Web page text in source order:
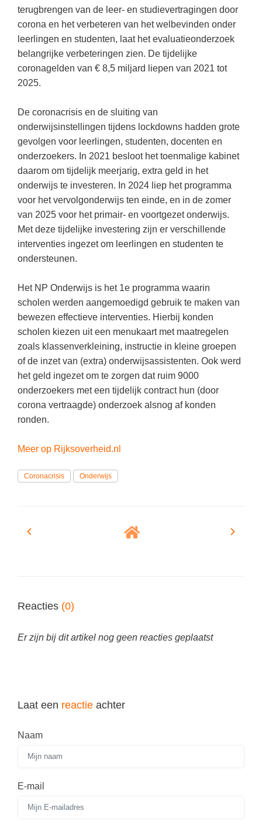
Klassieke Talen
Letterkunde
Levensbeschouwing
Nederlands
Rekenen / Wiskunde
Scheikunde
Sociale vaardigheden
Spaans
Studievaardigheden
Topografie
Verkeer
Verzorging
THEMA'S
Budgetteren
De boerderij
Eerste wereldoorlog
Evolutieleer
Onderwijsprijs
Schoolspullen
Sprookjes
Meesterbaan onderwijsvacatures
LEERMETHODEN
Frans
Geschiedenis
Media
Nederlands
Rekenen
Sociale vaardigheden
Studievaardigheden
LESMATERIAAL
Beeldende Vorming
Biologie
Geld PO
Geld VO
Geschiedenis
Maatschappijleer
Sociale vaardigheden
Kruiswoordpuzzels
Onderwijslonen
Onderwijsvacatures
Studieschuld & Hypotheek
terugbrengen van de leer- en studievertragingen door
corona en het verbeteren van het welbevinden onder
leerlingen en studenten, laat het evaluatieonderzoek
belangrijke verbeteringen zien. De tijdelijke
coronagelden van € 8,5 miljard liepen van 2021 tot
2025.
De coronacrisis en de sluiting van
onderwijsinstellingen tijdens lockdowns hadden grote
gevolgen voor leerlingen, studenten, docenten en
onderzoekers. In 2021 besloot het toenmalige kabinet
daarom om tijdelijk meerjarig, extra geld in het
onderwijs te investeren. In 2024 liep het programma
voor het vervolgonderwijs ten einde, en in de zomer
van 2025 voor het primair- en voortgezet onderwijs.
Met deze tijdelijke investering zijn er verschillende
interventies ingezet om leerlingen en studenten te
ondersteunen.
Het NP Onderwijs is het 1e programma waarin
scholen werden aangemoedigd gebruik te maken van
bewezen effectieve interventies. Hierbij konden
scholen kiezen uit een menukaart met maatregelen
zoals klassenverkleining, instructie in kleine groepen
of de inzet van (extra) onderwijsassistenten. Ook werd
het geld ingezet om te zorgen dat ruim 9000
onderzoekers met een tijdelijk contract hun (door
corona vertraagde) onderzoek alsnog af konden
ronden.
Meer op Rijksoverheid.nl
Coronacrisis Onderwijs
Reacties (0)
Er zijn bij dit artikel nog geen reacties geplaatst
Laat een reactie achter
Naam
E-mail